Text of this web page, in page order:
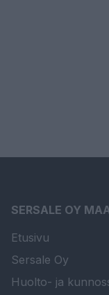
SERSALE OY
Etusivu
Sersale Oy
Huolto- ja